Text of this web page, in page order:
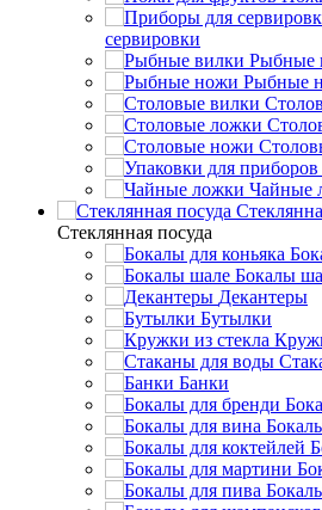
сервировки
Рыбные
Рыбные
Чайные
Стеклянная посуда
Бокалы
Декантеры
Бутылки
Банки